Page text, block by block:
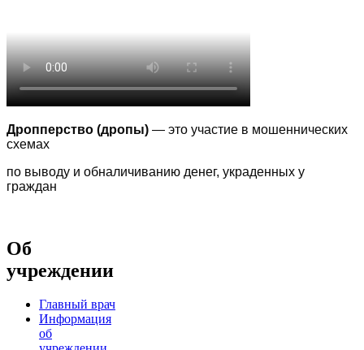
Дропперство (дропы) — это участие в мошеннических
схемах
по выводу и обналичиванию денег, украденных у
граждан
Об
учреждении
Главный врач
Информация
об